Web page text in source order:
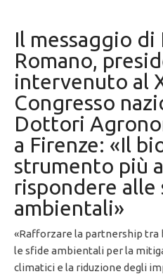
Il messaggio di
Romano,
intervenuto al
Congresso
Dottori
a Firenze: «Il
strumento più
rispondere alle
ambientali»
«Rafforzare la partnership
le sfide ambientali per la
climatici e la riduzione degli